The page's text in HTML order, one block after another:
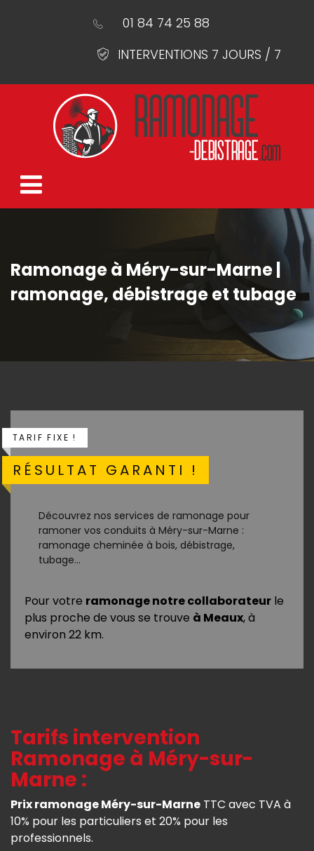
01 84 74 25 88
INTERVENTIONS 7 JOURS / 7
Ramonage à Méry-sur-Marne |
ramonage, débistrage et tubage
TARIF FIXE !
RÉSULTAT GARANTI !
Découvrez nos services de ramonage pour
ramoner vos conduits à Méry-sur-Marne :
ramonage cheminée à bois, débistrage,
tubage...
Pour votre ramonage notre collaborateur le
plus proche de vous se trouve à Meaux, à
environ 22 km.
Tarifs intervention
Ramonage à Méry-sur-
Marne :
Prix ramonage Méry-sur-Marne TTC avec TVA à
10% pour les particuliers et 20% pour les
professionnels.